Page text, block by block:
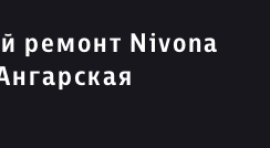
ремонт Nivona